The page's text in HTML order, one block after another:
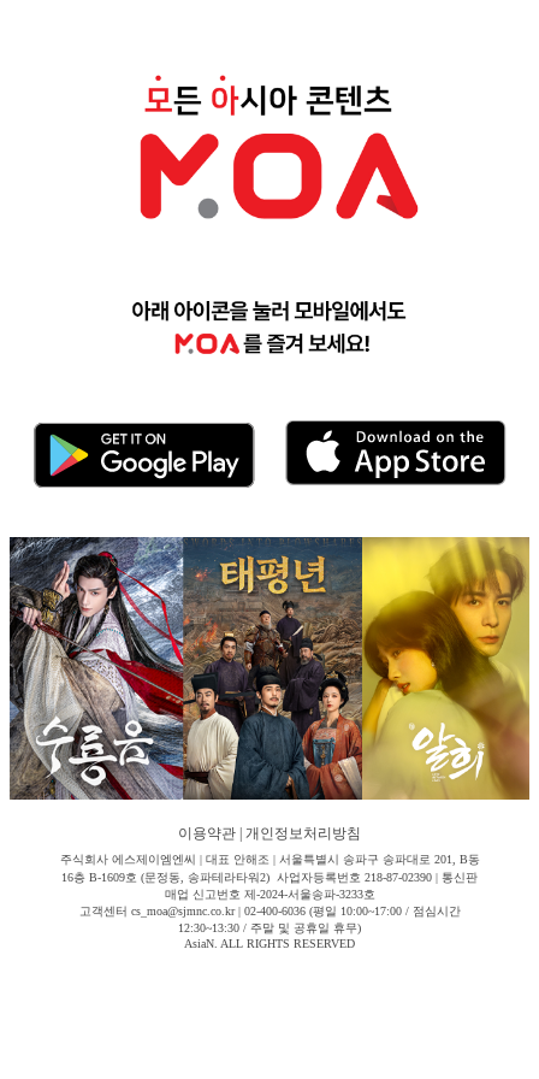
이용약관 개인정보처리방침
주식회사 에스제이엠엔씨 | 대표 안해조 | 서울특별시 송파구 송파대로 201, B동
16층 B-1609호 (문정동, 송파테라타워2) 사업자등록번호 218-87-02390 | 통신판
매업 신고번호 제-2024-서울송파-3233호
고객센터 cs_moa@sjmnc.co.kr | 02-400-6036 (평일 10:00~17:00 / 점심시간
12:30~13:30 / 주말 및 공휴일 휴무)
AsiaN. ALL RIGHTS RESERVED